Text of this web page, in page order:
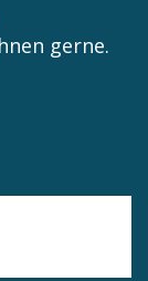
gerne.